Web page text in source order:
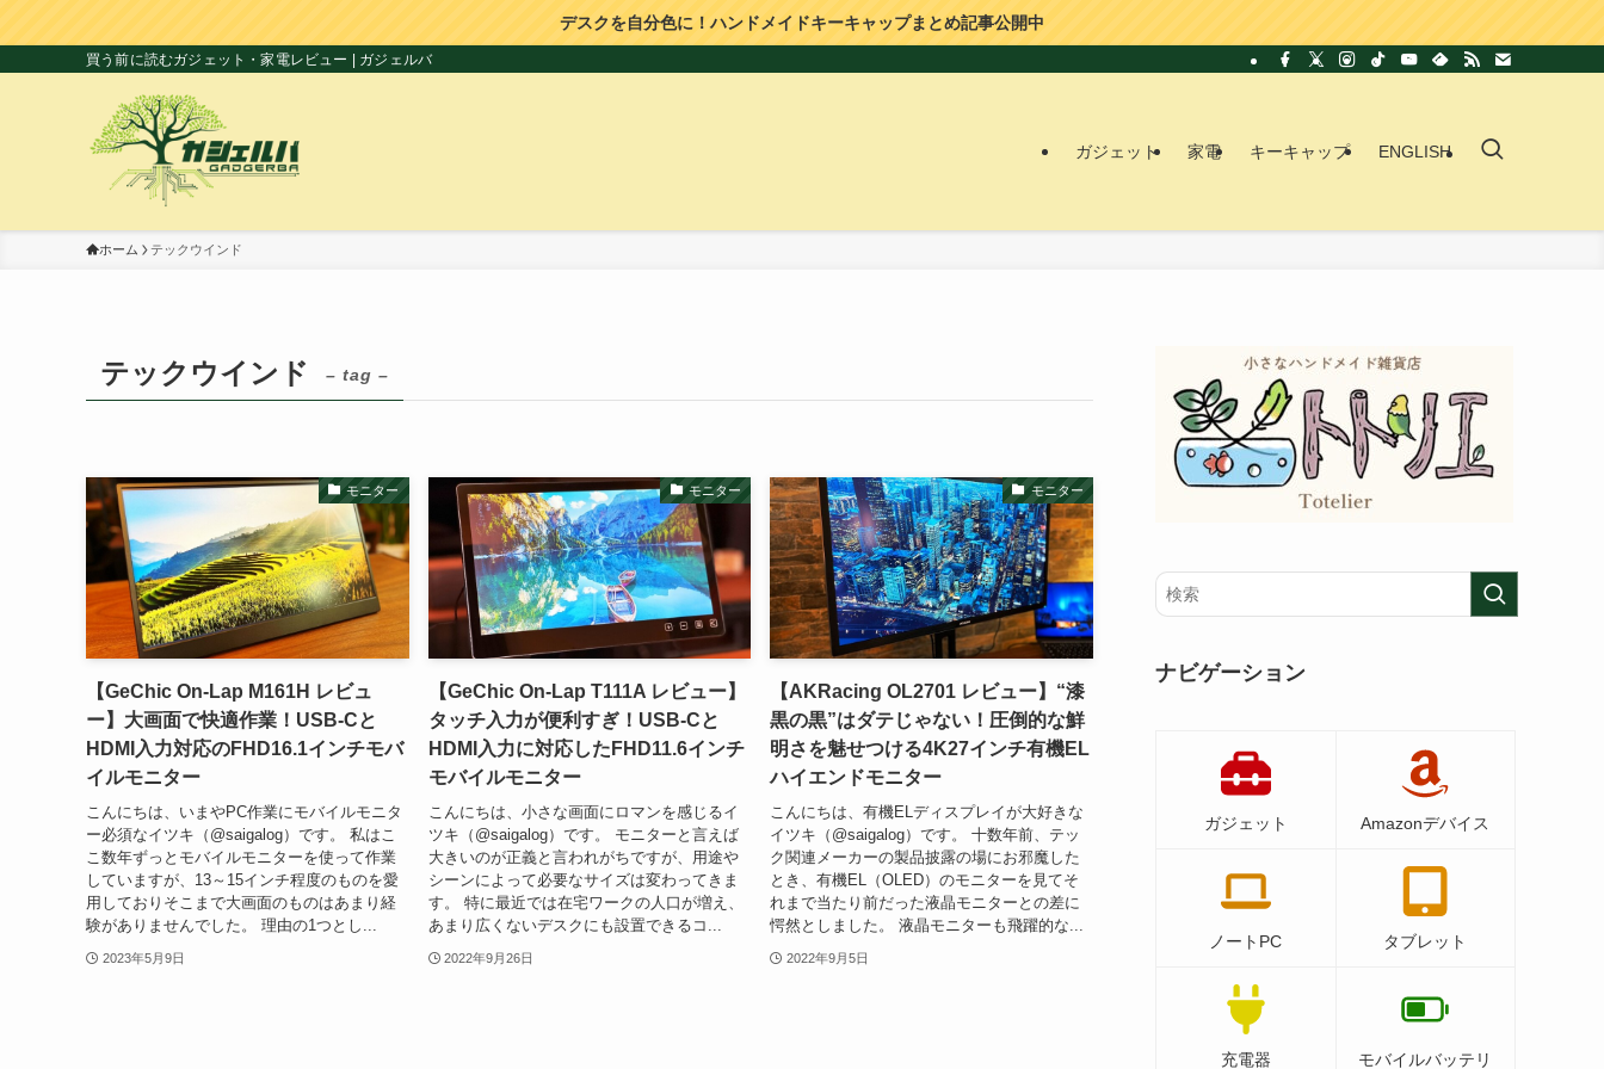
デスクを自分色に！ハンドメイドキーキャップまとめ記事公開中
買う前に読むガジェット・家電レビュー | ガジェルバ
ガジェット 家電 キーキャップ ENGLISH
ホーム テックウインド
テックウインド – tag –
モニター
【GeChic On-Lap M161H レビュ
ー】大画面で快適作業！USB-Cと
HDMI入力対応のFHD16.1インチモバ
イルモニター
こんにちは、いまやPC作業にモバイルモニタ
ー必須なイツキ（@saigalog）です。 私はこ
こ数年ずっとモバイルモニターを使って作業
していますが、13～15インチ程度のものを愛
用しておりそこまで大画面のものはあまり経
験がありませんでした。 理由の1つとし...
2023年5月9日
モニター
【GeChic On-Lap T111A レビュー】
タッチ入力が便利すぎ！USB-Cと
HDMI入力に対応したFHD11.6インチ
モバイルモニター
こんにちは、小さな画面にロマンを感じるイ
ツキ（@saigalog）です。 モニターと言えば
大きいのが正義と言われがちですが、用途や
シーンによって必要なサイズは変わってきま
す。 特に最近では在宅ワークの人口が増え、
あまり広くないデスクにも設置できるコ...
2022年9月26日
モニター
【AKRacing OL2701 レビュー】“漆
黒の黒”はダテじゃない！圧倒的な鮮
明さを魅せつける4K27インチ有機EL
ハイエンドモニター
こんにちは、有機ELディスプレイが大好きな
イツキ（@saigalog）です。 十数年前、テッ
ク関連メーカーの製品披露の場にお邪魔した
とき、有機EL（OLED）のモニターを見てそ
れまで当たり前だった液晶モニターとの差に
愕然としました。 液晶モニターも飛躍的な...
2022年9月5日
ナビゲーション
ガジェット Amazonデバイス
ノートPC タブレット
充電器
モバイルバッテリ